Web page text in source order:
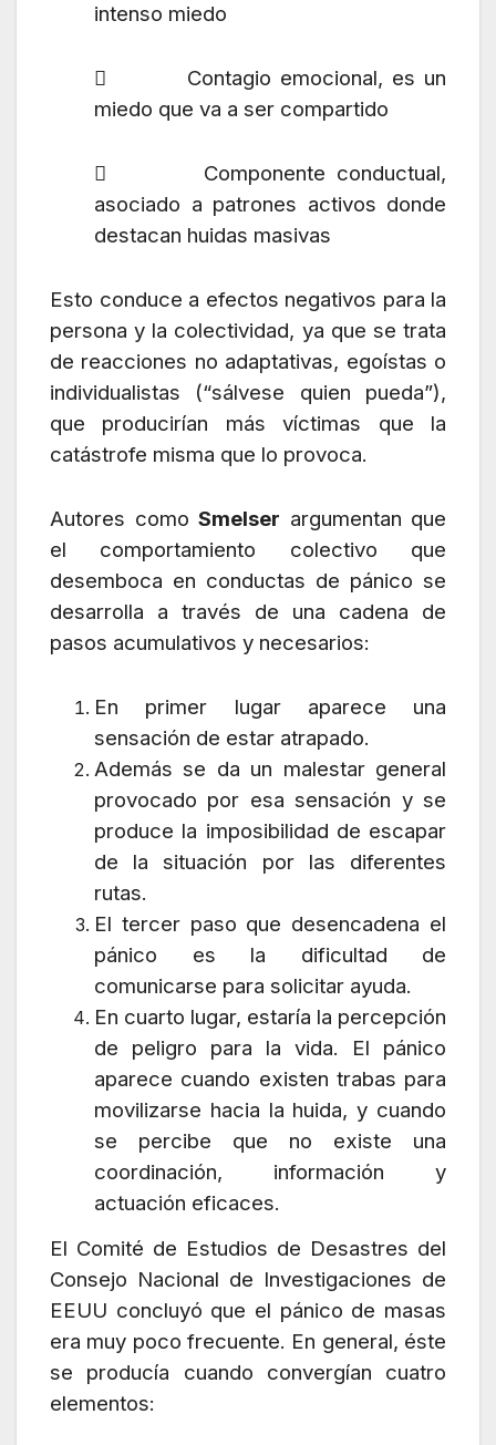
intenso miedo
 Contagio emocional, es un
miedo que va a ser compartido
 Componente conductual,
asociado a patrones activos donde
destacan huidas masivas
Esto conduce a efectos negativos para la
persona y la colectividad, ya que se trata
de reacciones no adaptativas, egoístas o
individualistas (“sálvese quien pueda”),
que producirían más víctimas que la
catástrofe misma que lo provoca.
Autores como Smelser argumentan que
el comportamiento colectivo que
desemboca en conductas de pánico se
desarrolla a través de una cadena de
pasos acumulativos y necesarios:
En primer lugar aparece una
sensación de estar atrapado.
Además se da un malestar general
provocado por esa sensación y se
produce la imposibilidad de escapar
de la situación por las diferentes
rutas.
El tercer paso que desencadena el
pánico es la dificultad de
comunicarse para solicitar ayuda.
En cuarto lugar, estaría la percepción
de peligro para la vida. El pánico
aparece cuando existen trabas para
movilizarse hacia la huida, y cuando
se percibe que no existe una
coordinación, información y
actuación eficaces.
El Comité de Estudios de Desastres del
Consejo Nacional de Investigaciones de
EEUU concluyó que el pánico de masas
era muy poco frecuente. En general, éste
se producía cuando convergían cuatro
elementos: